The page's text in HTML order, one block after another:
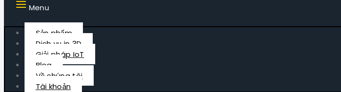
Menu
Sản phẩm
Dịch vụ in 3D
Giải pháp IoT
Blog
Về chúng tôi
Tài khoản